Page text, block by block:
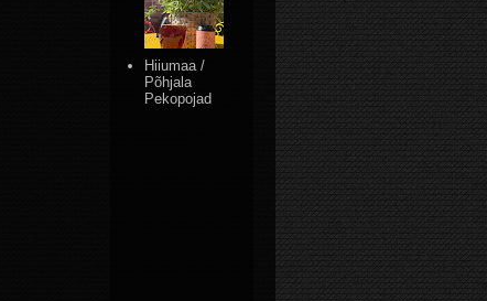
Hiiumaa /
Põhjala
Pekopojad